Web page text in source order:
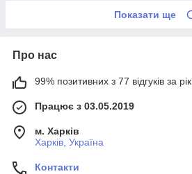
Показати ще
Про нас
99% позитивних з 77 відгуків за рік
Працює з 03.05.2019
м. Харків
Харків, Україна
Контакти